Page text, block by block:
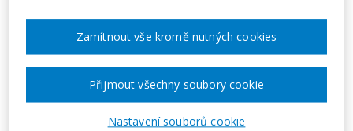
Požadovaná akce nebyla nalezena.
Nastavení souborů cookie
Zamítnout vše kromě nutných cookies
Přijmout všechny soubory cookie